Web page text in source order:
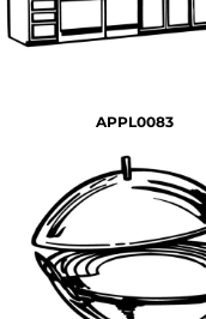
APPL0083